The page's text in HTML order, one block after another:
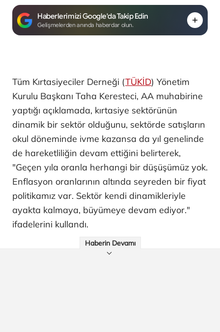
Haberlerimizi Google'da Takip Edin
Gelişmelerden anında haberdar olun.
Tüm Kırtasiyeciler Derneği (TÜKİD) Yönetim
Kurulu Başkanı Taha Keresteci, AA muhabirine
yaptığı açıklamada, kırtasiye sektörünün
dinamik bir sektör olduğunu, sektörde satışların
okul döneminde ivme kazansa da yıl genelinde
de hareketliliğin devam ettiğini belirterek,
"Geçen yıla oranla herhangi bir düşüşümüz yok.
Enflasyon oranlarının altında seyreden bir fiyat
politikamız var. Sektör kendi dinamikleriyle
ayakta kalmaya, büyümeye devam ediyor."
ifadelerini kullandı.
Haberin Devamı